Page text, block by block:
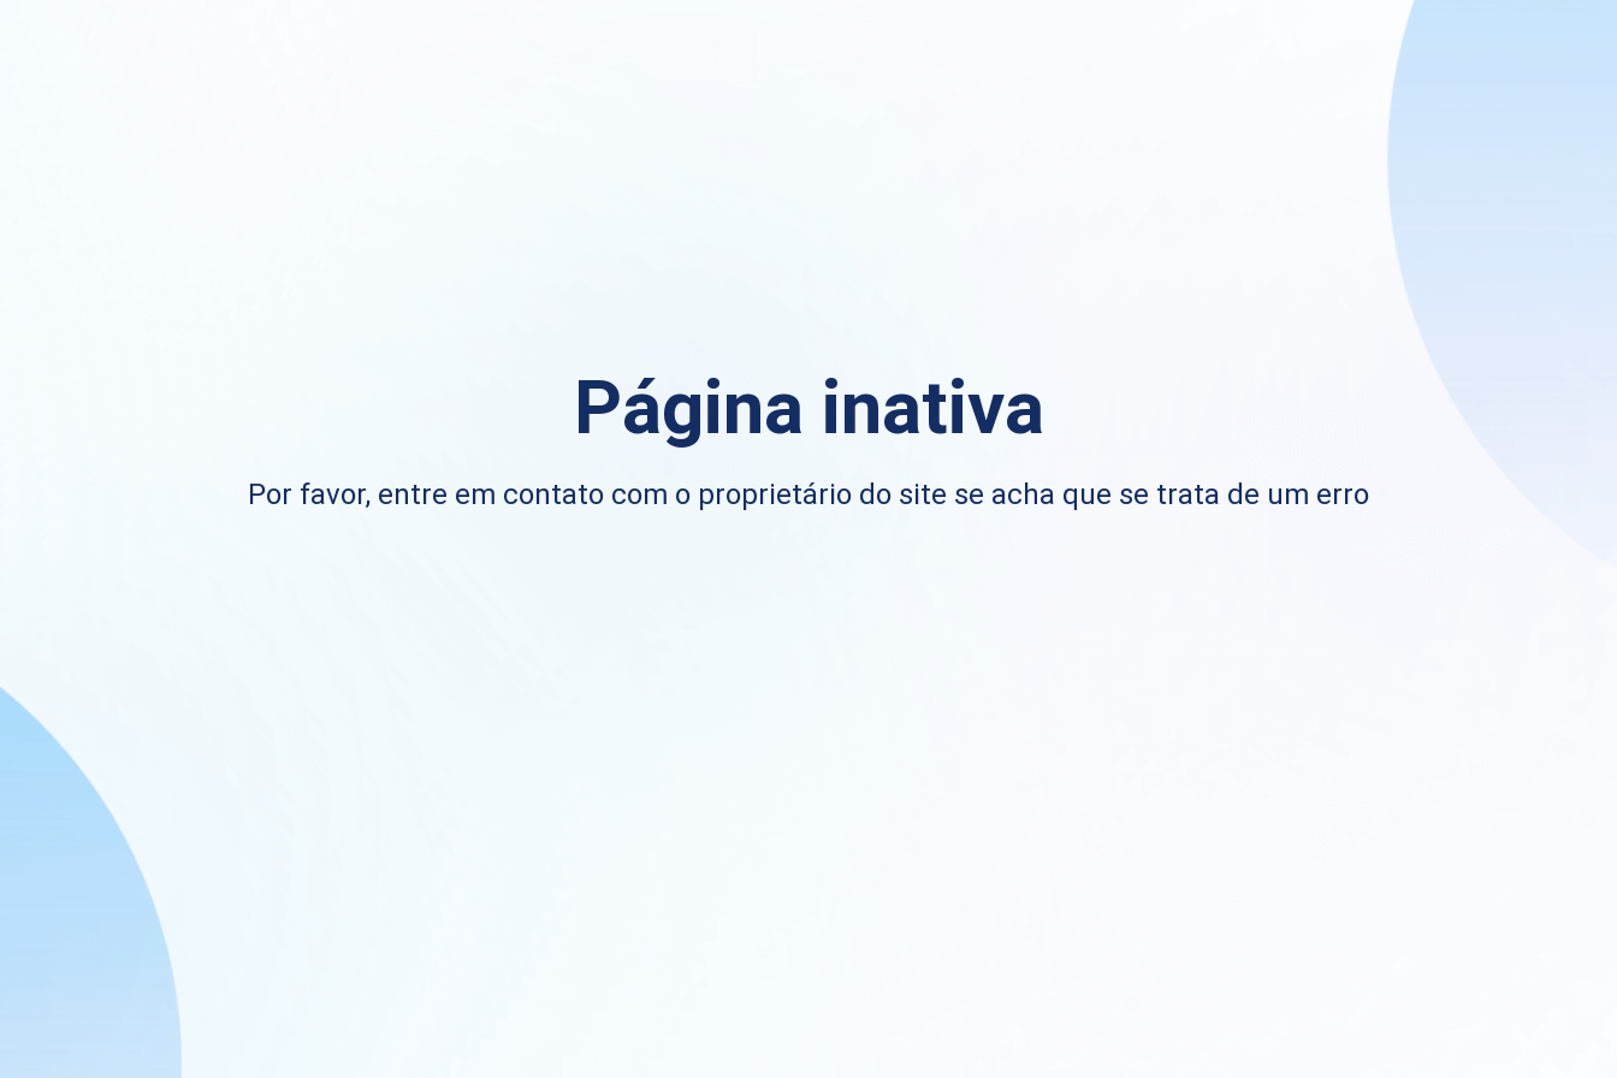
Página inativa
Por favor, entre em contato com o proprietário do site se acha que se trata de um erro